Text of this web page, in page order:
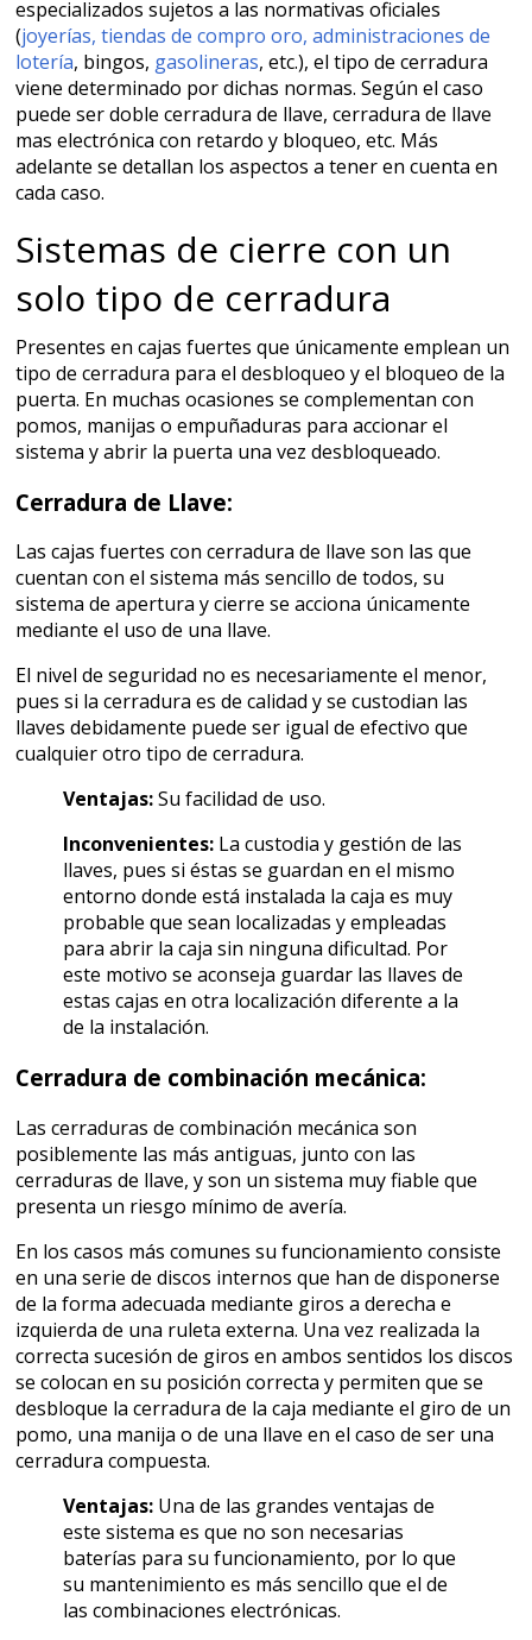
especializados sujetos a las normativas oficiales
(joyerías, tiendas de compro oro, administraciones de
lotería, bingos, gasolineras, etc.), el tipo de cerradura
viene determinado por dichas normas. Según el caso
puede ser doble cerradura de llave, cerradura de llave
mas electrónica con retardo y bloqueo, etc. Más
adelante se detallan los aspectos a tener en cuenta en
cada caso.
Sistemas de cierre con un
solo tipo de cerradura
Presentes en cajas fuertes que únicamente emplean un
tipo de cerradura para el desbloqueo y el bloqueo de la
puerta. En muchas ocasiones se complementan con
pomos, manijas o empuñaduras para accionar el
sistema y abrir la puerta una vez desbloqueado.
Cerradura de Llave:
Las cajas fuertes con cerradura de llave son las que
cuentan con el sistema más sencillo de todos, su
sistema de apertura y cierre se acciona únicamente
mediante el uso de una llave.
El nivel de seguridad no es necesariamente el menor,
pues si la cerradura es de calidad y se custodian las
llaves debidamente puede ser igual de efectivo que
cualquier otro tipo de cerradura.
Ventajas:Su facilidad de uso.
Inconvenientes: La custodia y gestión de las
llaves, pues si éstas se guardan en el mismo
entorno donde está instalada la caja es muy
probable que sean localizadas y empleadas
para abrir la caja sin ninguna dificultad. Por
este motivo se aconseja guardar las llaves de
estas cajas en otra localización diferente a la
de la instalación.
Cerradura de combinación mecánica:
Las cerraduras de combinación mecánica son
posiblemente las más antiguas, junto con las
cerraduras de llave, y son un sistema muy fiable que
presenta un riesgo mínimo de avería.
En los casos más comunes su funcionamiento consiste
en una serie de discos internos que han de disponerse
de la forma adecuada mediante giros a derecha e
izquierda de una ruleta externa. Una vez realizada la
correcta sucesión de giros en ambos sentidos los discos
se colocan en su posición correcta y permiten que se
desbloque la cerradura de la caja mediante el giro de un
pomo, una manija o de una llave en el caso de ser una
cerradura compuesta.
Ventajas: Una de las grandes ventajas de
este sistema es que no son necesarias
baterías para su funcionamiento, por lo que
su mantenimiento es más sencillo que el de
las combinaciones electrónicas.